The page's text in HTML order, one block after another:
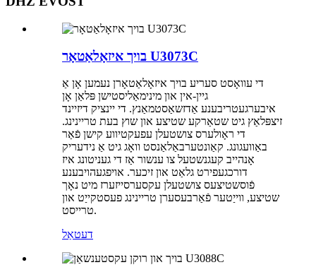
בויך איזאָלאַטאָר U3073C
די עוואָסט סעריע בויך איזאָלאַטאָרן נעמען אָן אַ
גיין-אין און מינימאַליסטישן פּלאַן אָן
איבערגעטריבענע אַדזשאַסטמאַנץ. די יינציק דיזיינד
זיצפּלאַץ גיט שטאַרקע שטיצע און שוץ בעת טריינינג.
די ראָולערס צושטעלן עפעקטיווע קישן פֿאַר
באַוועגונג. קאַונטערבאַלאַנסט וואָג גיט אַ נידעריק
אָנהייב קעגנשטעל צו ענשור אַז די געניטונג איז
דורכגעפירט גלאַט און זיכער. אויפגעהויבענע
פֿוסשטיצעס צושטעלן עקסערסייזערז מיט נאָך
שטיצע, ווייַטער פֿאַרבעסערן טריינינג פעסטקייַט און
טרייסט.
דעטאַל